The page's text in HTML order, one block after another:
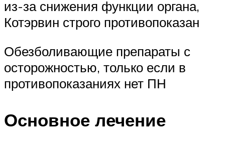
из-за снижения функции органа,
Котэрвин строго противопоказан
Обезболивающие препараты с
осторожностью, только если в
противопоказаниях нет ПН
Основное лечение